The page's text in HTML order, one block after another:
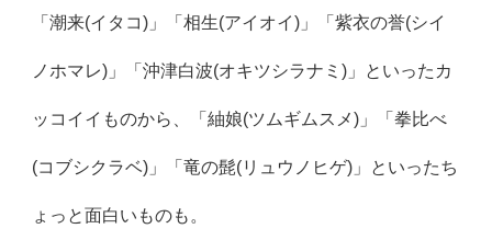
「潮来(イタコ)」「相生(アイオイ)」「紫衣の誉(シイ
ノホマレ)」「沖津白波(オキツシラナミ)」といったカ
ッコイイものから、「紬娘(ツムギムスメ)」「拳比べ
(コブシクラベ)」「竜の髭(リュウノヒゲ)」といったち
ょっと面白いものも。